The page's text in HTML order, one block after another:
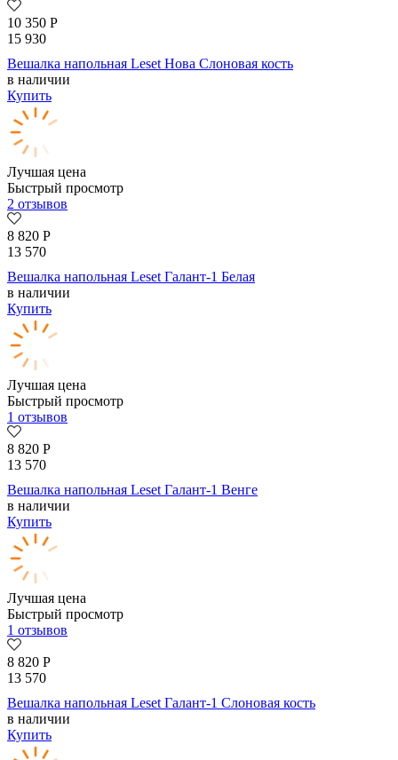
10 350 Р
15 930
Вешалка напольная Leset Нова Слоновая кость
в наличии
Купить
Лучшая цена
Быстрый просмотр
2 отзывов
8 820 Р
13 570
Вешалка напольная Leset Галант-1 Белая
в наличии
Купить
Лучшая цена
Быстрый просмотр
1 отзывов
8 820 Р
13 570
Вешалка напольная Leset Галант-1 Венге
в наличии
Купить
Лучшая цена
Быстрый просмотр
1 отзывов
8 820 Р
13 570
Вешалка напольная Leset Галант-1 Слоновая кость
в наличии
Купить